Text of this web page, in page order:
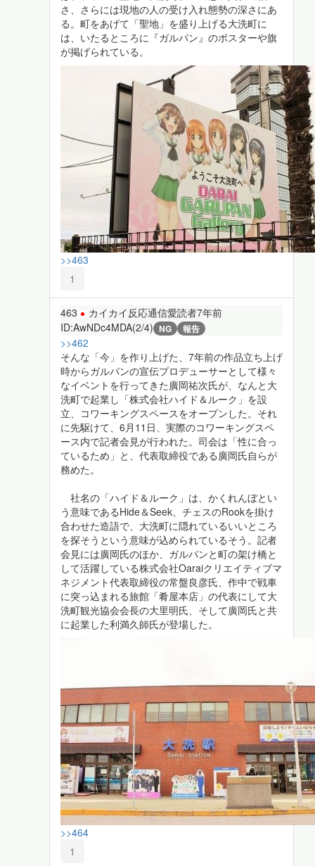
さ、さらには現地の人の受け入れ態勢の深さにあ
る。町をあげて「聖地」を盛り上げる大洗町に
は、いたるところに『ガルパン』のポスターや旗
が掲げられている。
>>463
1
463 カイカイ反応通信愛読者7年前
ID:AwNDc4MDA(2/4) NG 報告
>>462
そんな「今」を作り上げた、7年前の作品立ち上げ
時からガルパンの宣伝プロデューサーとして様々
なイベントを行ってきた廣岡祐次氏が、なんと大
洗町で起業し「株式会社ハイド＆ルーク」を設
立、コワーキングスペースをオープンした。それ
に先駆けて、6月11日、実際のコワーキングスペ
ース内で記者会見が行われた。司会は「性に合っ
ているため」と、代表取締役である廣岡氏自らが
務めた。
社名の「ハイド＆ルーク」は、かくれんぼとい
う意味であるHide＆Seek、チェスのRookを掛け
合わせた造語で、大洗町に隠れているいいところ
を探そうという意味が込められているそう。記者
会見には廣岡氏のほか、ガルパンと町の架け橋と
して活躍している株式会社Oaraiクリエイティブマ
ネジメント代表取締役の常盤良彦氏、作中で戦車
に突っ込まれる旅館「肴屋本店」の代表にして大
洗町観光協会会長の大里明氏、そして廣岡氏と共
に起業した利満久師氏が登場した。
>>464
1